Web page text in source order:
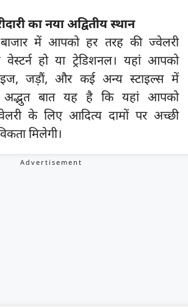
का नया अद्वितीय स्थान
में आपको हर तरह की ज्वेलरी
हो या ट्रेडिशनल। यहां आपको
जड़ौं, और कई अन्य स्टाइल्स में
अद्भुत बात यह है कि यहां आपको
के लिए आदित्य दामों पर अच्छी
मिलेगी।